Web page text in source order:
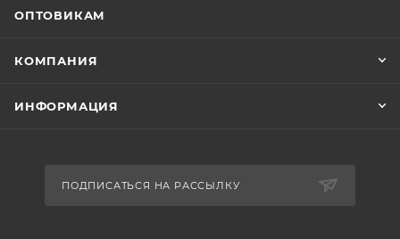
ОПТОВИКАМ
КОМПАНИЯ
ИНФОРМАЦИЯ
ПОДПИСАТЬСЯ НА РАССЫЛКУ